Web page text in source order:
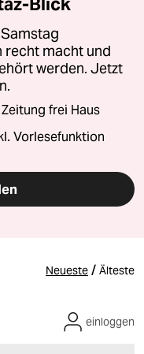
recht macht und
werden. Jetzt
frei Haus
Vorlesefunktion
Neueste / Älteste
einloggen